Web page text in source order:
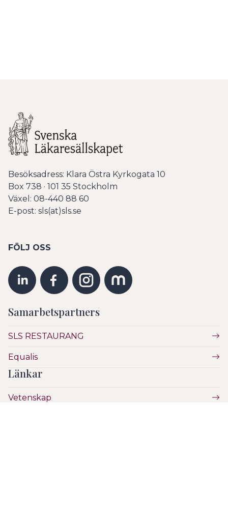
Besöksadress: Klara Östra Kyrkogata 10
Box 738 · 101 35 Stockholm
Växel: 08-440 88 60
E-post: sls(at)sls.se
FÖLJ OSS
Samarbetspartners
SLS RESTAURANG
Equalis
Länkar
Vetenskap